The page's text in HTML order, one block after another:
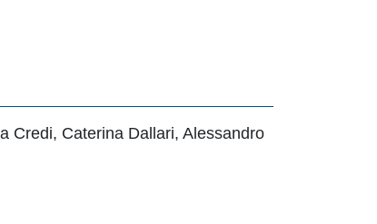
Credi, Caterina Dallari, Alessandro